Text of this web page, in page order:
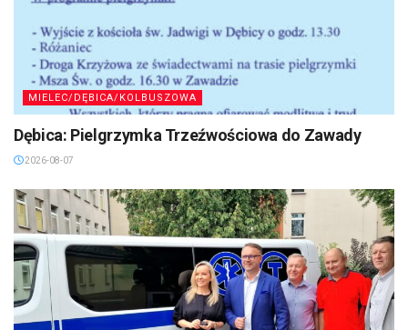
MIELEC/DĘBICA/KOLBUSZOWA
Dębica: Pielgrzymka Trzeźwościowa do Zawady
2026-08-07